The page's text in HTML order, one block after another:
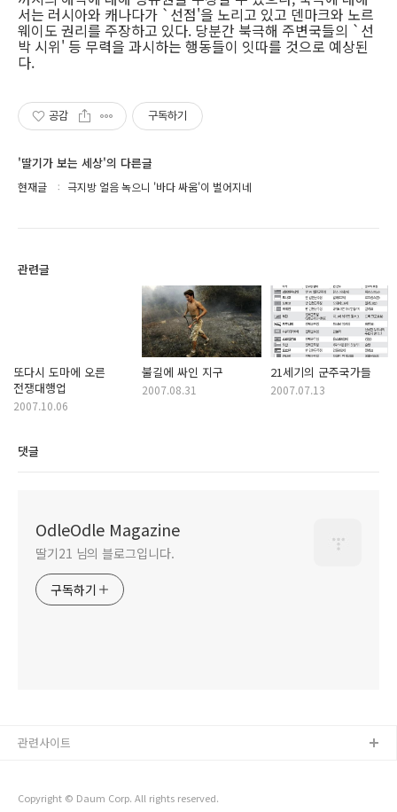
서는 러시아와 캐나다가 `선점'을 노리고 있고 덴마크와 노르
웨이도 권리를 주장하고 있다. 당분간 북극해 주변국들의 `선
박 시위' 등 무력을 과시하는 행동들이 잇따를 것으로 예상된
다.
공감 구독하기
'딸기가 보는 세상'의 다른글
현재글 극지방 얼음 녹으니 '바다 싸움'이 벌어지네
관련글
또다시 도마에 오른
전쟁대행업
2007.10.06
불길에 싸인 지구
2007.08.31
21세기의 군주국가들
2007.07.13
댓글
OdleOdle Magazine
딸기21 님의 블로그입니다.
구독하기
Copyright © Daum Corp. All rights reserved.
관련사이트